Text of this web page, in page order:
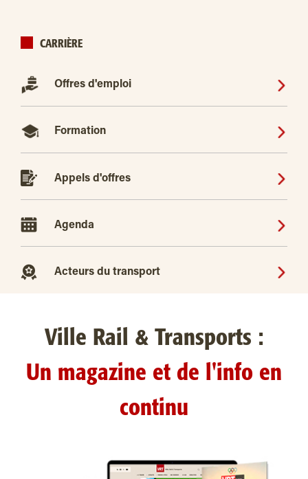
CARRIÈRE
Offres d'emploi
Formation
Appels d'offres
Agenda
Acteurs du transport
Ville Rail & Transports :
Un magazine et de l'info en
continu